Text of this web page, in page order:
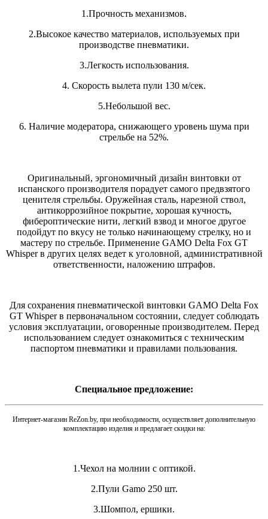
1.Прочность механизмов.
2.Высокое качество материалов, используемых при
производстве пневматики.
3.Легкость использования.
4. Скорость вылета пули 130 м/сек.
5.Небольшой вес.
6. Наличие модератора, снижающего уровень шума при
стрельбе на 52%.
Оригинальный, эргономичный дизайн винтовки от
испанского производителя порадует самого предвзятого
ценителя стрельбы. Оружейная сталь, нарезной ствол,
антикоррозийное покрытие, хорошая кучность,
фибероптические нити, легкий взвод и многое другое
подойдут по вкусу не только начинающему стрелку, но и
мастеру по стрельбе. Применение GAMO Delta Fox GT
Whisper в других целях ведет к уголовной, административной
ответственности, наложению штрафов.
Для сохранения пневматической винтовки GAMO Delta Fox
GT Whisper в первоначальном состоянии, следует соблюдать
условия эксплуатации, оговоренные производителем. Перед
использованием следует ознакомиться с техническим
паспортом пневматики и правилами пользования.
Специальное предложение:
Интернет-магазин ReZon.by, при необходимости, осуществляет дополнительную
комплектацию изделия и предлагает скидки на:
1.Чехол на молнии с оптикой.
2.Пули Gamo 250 шт.
3.Шомпол, ершики.